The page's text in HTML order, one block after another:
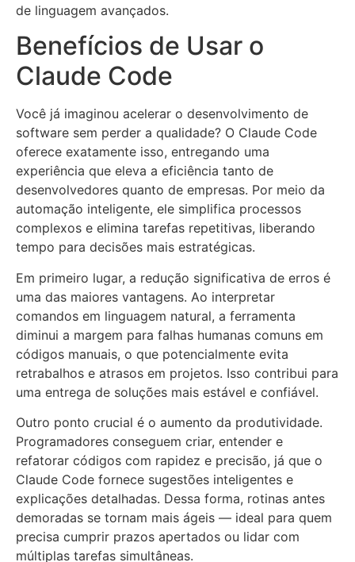
de linguagem avançados.
Benefícios de Usar o
Claude Code
Você já imaginou acelerar o desenvolvimento de
software sem perder a qualidade? O Claude Code
oferece exatamente isso, entregando uma
experiência que eleva a eficiência tanto de
desenvolvedores quanto de empresas. Por meio da
automação inteligente, ele simplifica processos
complexos e elimina tarefas repetitivas, liberando
tempo para decisões mais estratégicas.
Em primeiro lugar, a redução significativa de erros é
uma das maiores vantagens. Ao interpretar
comandos em linguagem natural, a ferramenta
diminui a margem para falhas humanas comuns em
códigos manuais, o que potencialmente evita
retrabalhos e atrasos em projetos. Isso contribui para
uma entrega de soluções mais estável e confiável.
Outro ponto crucial é o aumento da produtividade.
Programadores conseguem criar, entender e
refatorar códigos com rapidez e precisão, já que o
Claude Code fornece sugestões inteligentes e
explicações detalhadas. Dessa forma, rotinas antes
demoradas se tornam mais ágeis — ideal para quem
precisa cumprir prazos apertados ou lidar com
múltiplas tarefas simultâneas.